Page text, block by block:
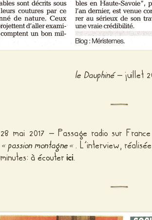
le Dauphiné– juillet
28 mai 2017 – Passage radio sur
«passion montagne«. L’interview,
minutes:à écouterici.